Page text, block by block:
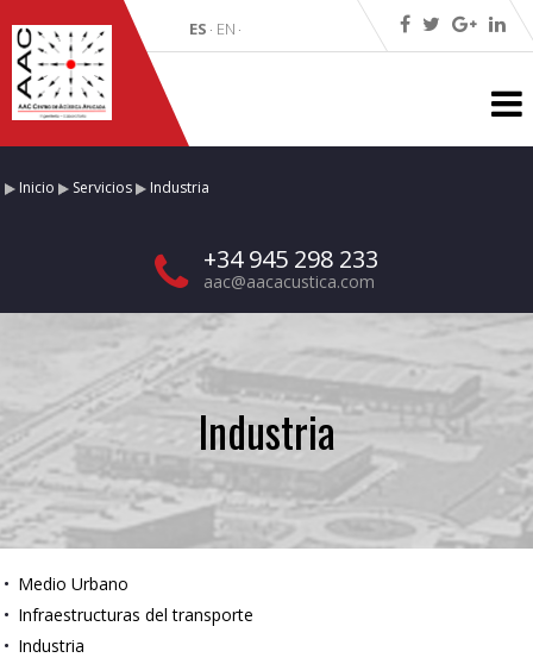
ES · EN ·
Inicio Servicios Industria
+34 945 298 233
aac@aacacustica.com
Industria
Medio Urbano
Infraestructuras del transporte
Industria